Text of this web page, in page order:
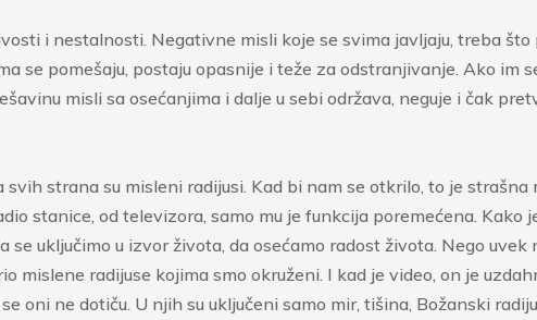
i nestalnosti. Negativne misli koje se svima javljaju, treba
se pomešaju, postaju opasnije i teže za odstranjivanje. Ako im
misli sa osećanjima i dalje u sebi održava, neguje i čak
svih strana su misleni radijusi. Kad bi nam se otkrilo, to je strašna
stanice, od televizora, samo mu je funkcija poremećena. Kako
se uključimo u izvor života, da osećamo radost života. Nego uvek
mislene radijuse kojima smo okruženi. I kad je video, on je
oni ne dotiču. U njih su uključeni samo mir, tišina, Božanski